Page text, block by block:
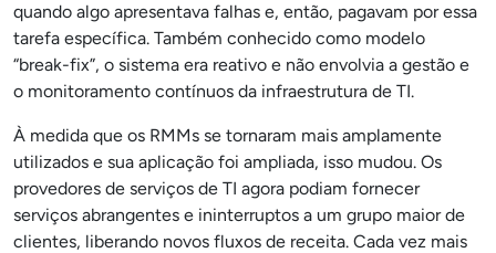
quando algo apresentava falhas e, então, pagavam por essa
tarefa específica. Também conhecido como modelo
“break-fix”, o sistema era reativo e não envolvia a gestão e
o monitoramento contínuos da infraestrutura de TI.
À medida que os RMMs se tornaram mais amplamente
utilizados e sua aplicação foi ampliada, isso mudou. Os
provedores de serviços de TI agora podiam fornecer
serviços abrangentes e ininterruptos a um grupo maior de
clientes, liberando novos fluxos de receita. Cada vez mais